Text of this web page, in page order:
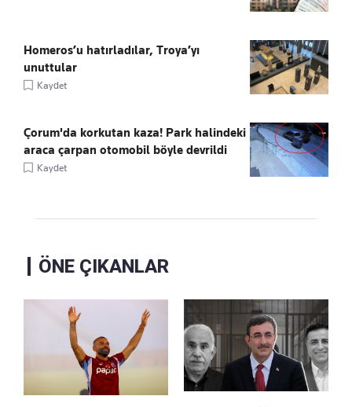
Homeros’u hatırladılar, Troya’yı
unuttular
Kaydet
Çorum'da korkutan kaza! Park halindeki
araca çarpan otomobil böyle devrildi
Kaydet
ÖNE ÇIKANLAR